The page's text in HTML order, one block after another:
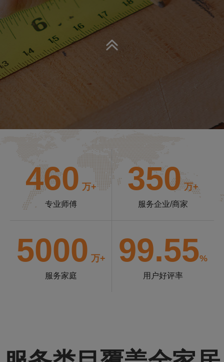
460 万+
专业师傅
350万+
服务企业/商家
5000 万+
服务家庭
99.55%
用户好评率